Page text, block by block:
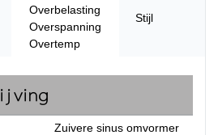
Overbelasting
Overspanning
Overtemp
Stijl
Zuivere sinus omvormer